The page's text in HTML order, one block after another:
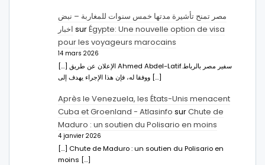
مصر تمنح تأشيرة مدتها خمس سنوات للمغاربة – نبض
اخبار surÉgypte: Une nouvelle option de visa
pour les voyageurs marocains
14 mars 2026
[…] الإعلان عن طريق Ahmed Abdel-Latifسفير مصر بالرباط.
ووفقا له، فإن هذا الإجراء يهدف إلى […]
Après le Venezuela, les États-Unis menacent
Cuba et Groenland - Atlasinfo surChute de
Maduro : un soutien du Polisario en moins
4 janvier 2026
[…] Chute de Maduro : un soutien du Polisario en
moins […]